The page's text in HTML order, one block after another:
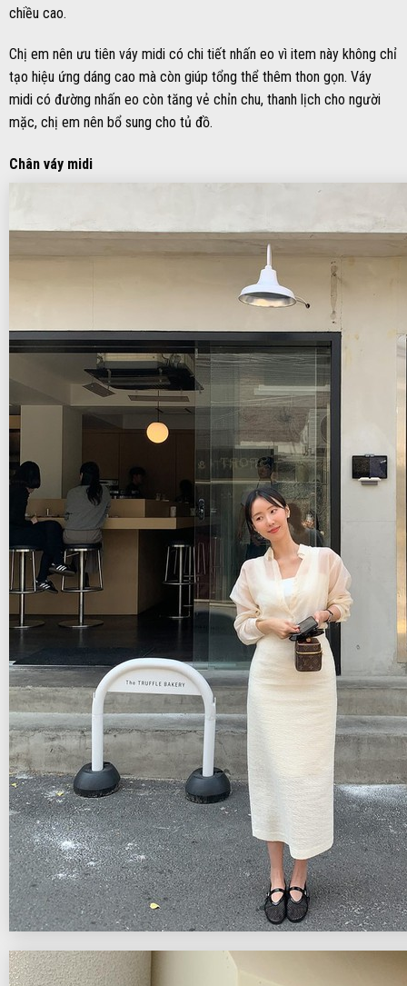
chiều cao.
Chị em nên ưu tiên váy midi có chi tiết nhấn eo vì item này không chỉ
tạo hiệu ứng dáng cao mà còn giúp tổng thể thêm thon gọn. Váy
midi có đường nhấn eo còn tăng vẻ chỉn chu, thanh lịch cho người
mặc, chị em nên bổ sung cho tủ đồ.
Chân váy midi